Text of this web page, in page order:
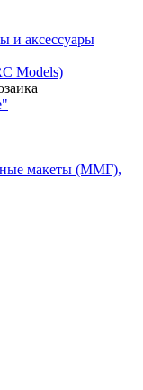
и аксессуары
Models)
макеты (ММГ),